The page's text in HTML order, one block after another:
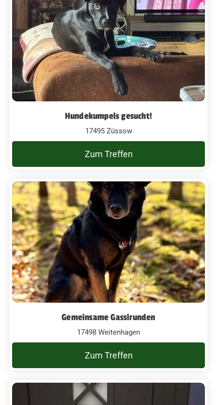
Hundekumpels gesucht!
17495 Züssow
Zum Treffen
Gemeinsame Gassirunden
17498 Weitenhagen
Zum Treffen